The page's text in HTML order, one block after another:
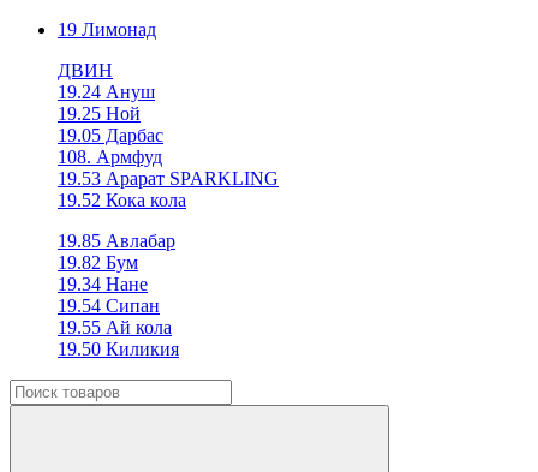
19 Лимонад
ДВИН
19.24 Ануш
19.25 Ной
19.05 Дарбас
108. Армфуд
19.53 Арарат SPARKLING
19.52 Кока кола
19.85 Авлабар
19.82 Бум
19.34 Нане
19.54 Сипан
19.55 Ай кола
19.50 Киликия